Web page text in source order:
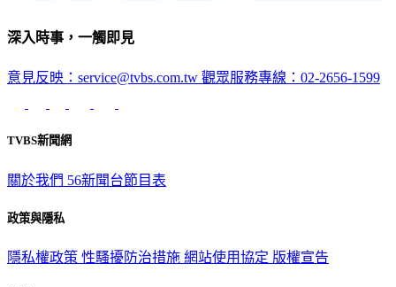
深入時事，一觸即見
意見反映：service@tvbs.com.tw 觀眾服務專線：02-2656-1599
TVBS新聞網
關於我們 56新聞台節目表
政策與隱私
隱私權政策 性騷擾防治措施 網站使用協定 版權宣告